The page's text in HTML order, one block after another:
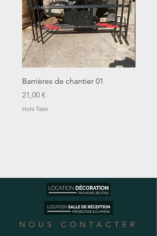
Barrières de chantier 01
Prix
21,00 €
Hors Taxe
NOUS CONTACTER